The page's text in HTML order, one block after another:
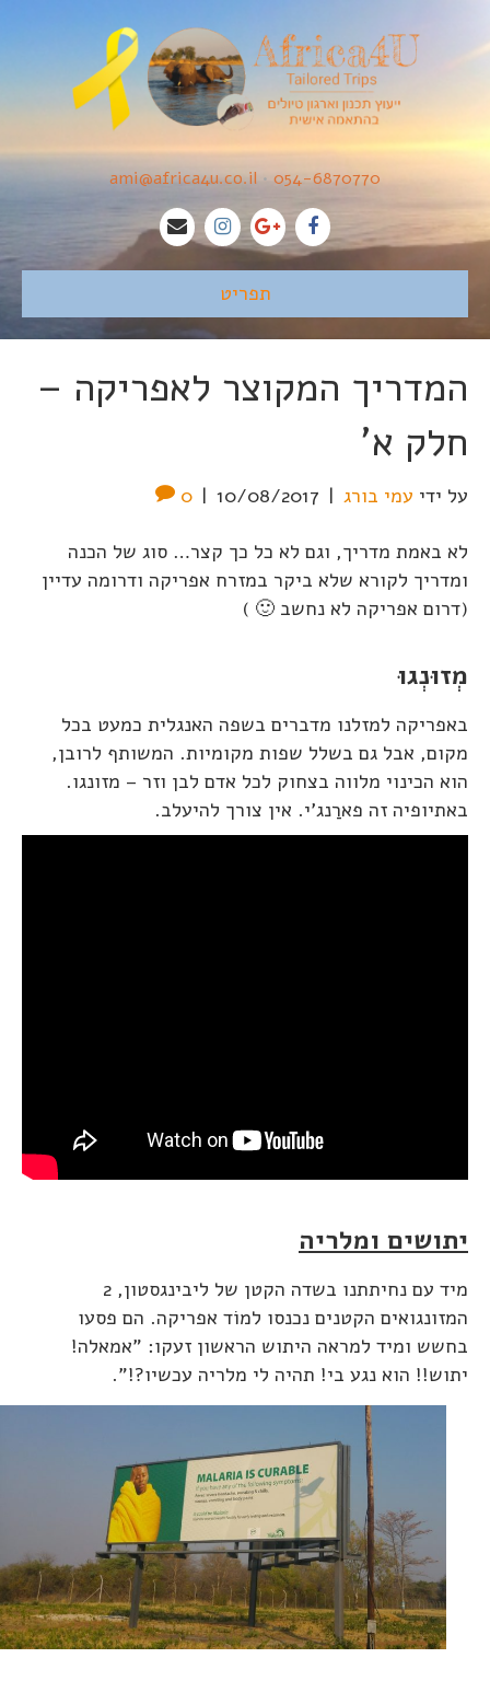
054-6870770
•
ami@africa4u.co.il
תפריט
המדריך המקוצר לאפריקה –
חלק א'
על ידי עמי בורג |
10/08/2017
|
0
לא באמת מדריך, וגם לא כל כך קצר… סוג של הכנה
ומדריך לקורא שלא ביקר במזרח אפריקה ודרומה עדיין
(דרום אפריקה לא נחשב 🙂 )
מְזוּנְגוּ
באפריקה למזלנו מדברים בשפה האנגלית כמעט בכל
מקום, אבל גם בשלל שפות מקומיות. המשותף לרובן,
הוא הכינוי מלווה בצחוק לכל אדם לבן וזר – מזונגו.
באתיופיה זה פארַנג'י. אין צורך להיעלב.
יתושים ומלריה
מיד עם נחיתתנו בשדה הקטן של ליבינגסטון, 2
המזונגואים הקטנים נכנסו למוֹד אפריקה. הם פסעו
בחשש ומיד למראה היתוש הראשון זעקו: "אמאלה!
יתוש!! הוא נגע בי! תהיה לי מלריה עכשיו?!".